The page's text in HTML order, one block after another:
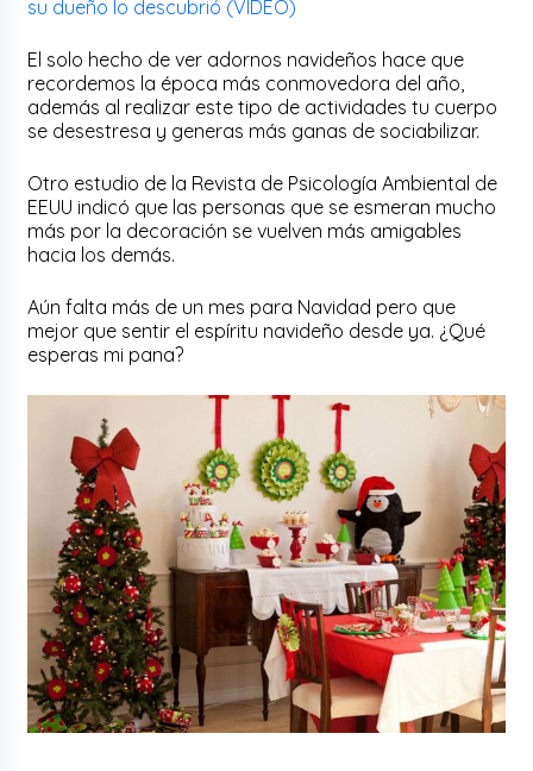
su dueño lo descubrió (VIDEO)
El solo hecho de ver adornos navideños hace que
recordemos la época más conmovedora del año,
además al realizar este tipo de actividades tu cuerpo
se desestresa y generas más ganas de sociabilizar.
Otro estudio de la Revista de Psicología Ambiental de
EEUU indicó que las personas que se esmeran mucho
más por la decoración se vuelven más amigables
hacia los demás.
Aún falta más de un mes para Navidad pero que
mejor que sentir el espíritu navideño desde ya. ¿Qué
esperas mi pana?